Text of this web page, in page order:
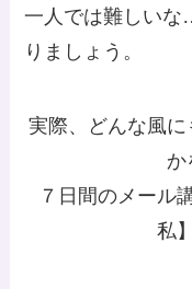
一人では難しい
りましょう。
実際、どんな風
か
７日間のメール
私